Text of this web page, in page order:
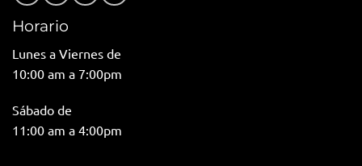
Horario
Lunes a Viernes de
10:00 am a 7:00pm
Sábado de
11:00 am a 4:00pm